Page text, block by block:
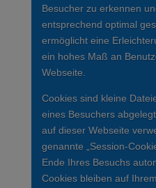
Besucher zu erkennen
entsprechend optimal
ermöglicht eine
ein hohes Maß an
Webseite.
Cookies sind kleine
eines Besuchers
auf dieser Webseite
genannte „Session-
Ende Ihres Besuchs
Cookies bleiben auf